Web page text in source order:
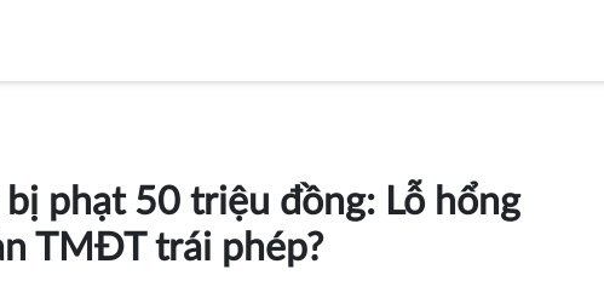
phạt 50 triệu đồng: Lỗ hổng
TMĐT trái phép?